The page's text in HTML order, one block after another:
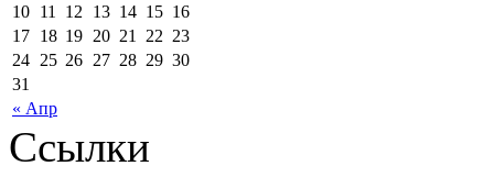
« Апр
10 11 12 13 14 15 16
17 18 19 20 21 22 23
24 25 26 27 28 29 30
31
Ссылки